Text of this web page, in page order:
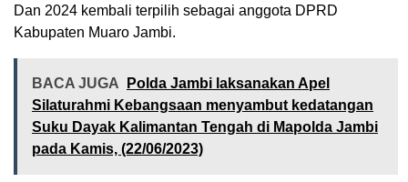
Dan 2024 kembali terpilih sebagai anggota DPRD
Kabupaten Muaro Jambi.
BACA JUGA
Polda Jambi laksanakan Apel
Silaturahmi Kebangsaan menyambut kedatangan
Suku Dayak Kalimantan Tengah di Mapolda Jambi
pada Kamis, (22/06/2023)